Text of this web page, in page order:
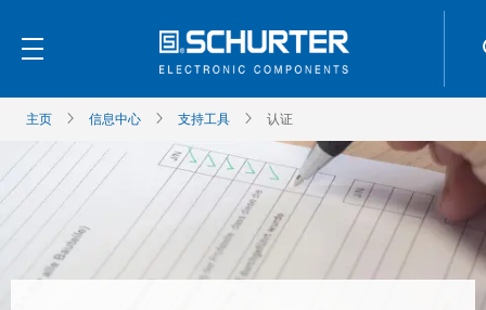
主页 信息中心 支持工具 认证